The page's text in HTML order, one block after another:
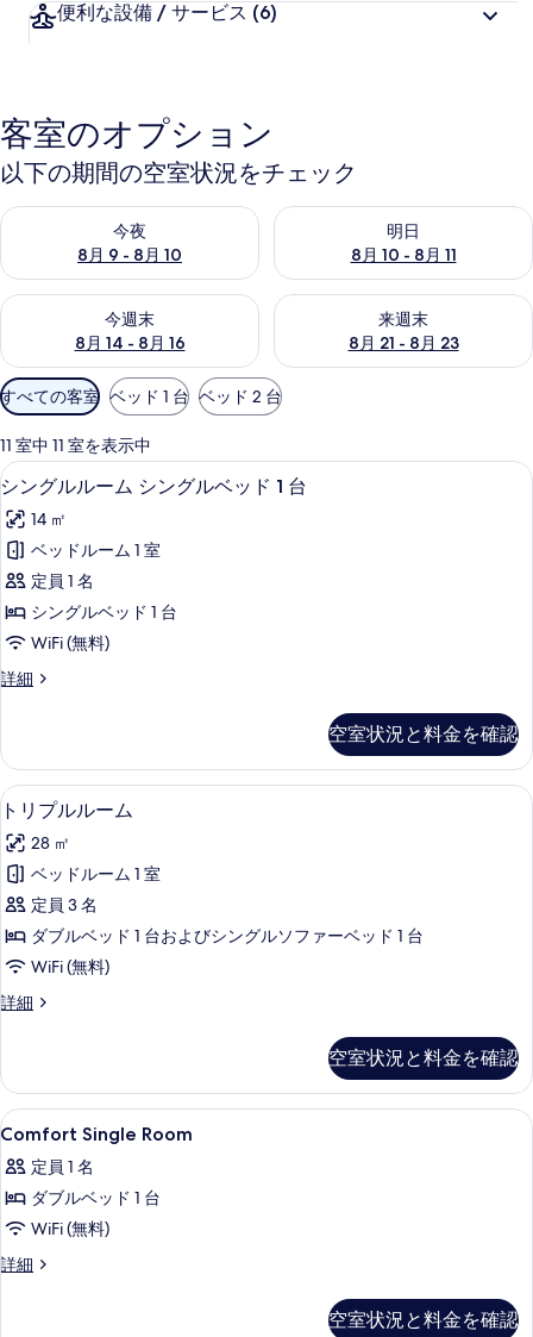
ャ
ラ
リ
ー
便利な設備 / サービス (6)
客室のオプション
以下の期間の空室状況をチェック
今夜
8月 9 - 8月 10
今夜 8月 9 - 8月 10 の空室状況をチェック
明日
8月 10 - 8月 11
明日 8月 10 - 8月 11 の空室状
今週末
8月 14 - 8月 16
今週末 8月 14 - 8月 16 の空室状況をチェック
来週末
8月 21 - 8月 23
来週末 8月 21 - 8月 23 の空室
利
用
可
能
な
客
室
の
り
込
み
すべての客室 ベッド 1 台 ベッド 2 台
11 室中 11 室を表示中
シ
ン
グ
ル
ル
ー
シ
グ
ル
ベ
ッ
ド
1
台
の
す
の
写
真
を
表
示
す
セーフティボックス (室内)、デスク
6
シングルルーム シングルベッド 1 台
14 ㎡
ベッドルーム 1 室
定員 1 名
シングルベッド 1 台
WiFi (無料)
詳細
シ
ル
ー
ム
ン
グ
ル
ベ
ッ
ド
台
空室状況と料金を確認
ト
リ
プ
ル
ル
ー
の
べ
て
の
写
真
を
表
セーフティボックス (室内)、デスク
12
トリプルルーム
28 ㎡
ベッドルーム 1 室
定員 3 名
ダブルベッド 1 台およびシングルソファーベッド 1 台
WiFi (無料)
詳細
ト
ル
ー
ム
詳
細
空室状況と料金を確認
Comfort
Single
Room
の
す
べ
セーフティボックス (室内)、デスク
5
Comfort Single Room
定員 1 名
ダブルベッド 1 台
WiFi (無料)
詳細
Comfort
空室状況と料金を確認